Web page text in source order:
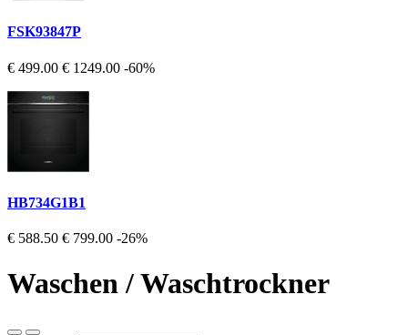
FSK93847P
€ 499.00 € 1249.00 -60%
HB734G1B1
€ 588.50 € 799.00 -26%
Waschen / Waschtrockner